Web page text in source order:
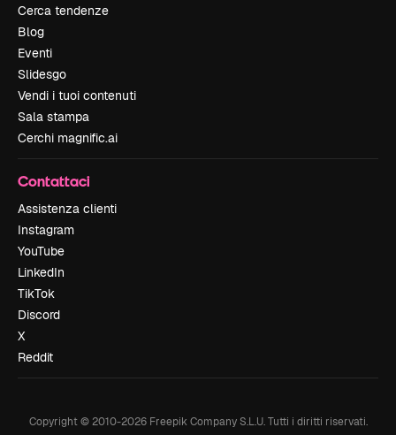
Cerca tendenze
Blog
Eventi
Slidesgo
Vendi i tuoi contenuti
Sala stampa
Cerchi magnific.ai
Contattaci
Assistenza clienti
Instagram
YouTube
LinkedIn
TikTok
Discord
X
Reddit
Copyright © 2010-2026Freepik Company S.L.U. Tutti i diritti riservati.